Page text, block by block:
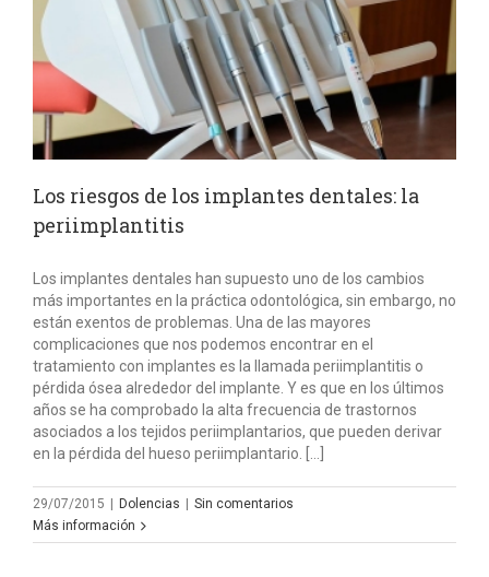
Los riesgos de los implantes dentales: la
periimplantitis
Los implantes dentales han supuesto uno de los cambios
más importantes en la práctica odontológica, sin embargo, no
están exentos de problemas. Una de las mayores
complicaciones que nos podemos encontrar en el
tratamiento con implantes es la llamada periimplantitis o
pérdida ósea alrededor del implante. Y es que en los últimos
años se ha comprobado la alta frecuencia de trastornos
asociados a los tejidos periimplantarios, que pueden derivar
en la pérdida del hueso periimplantario. […]
29/07/2015 Dolencias
Sin comentarios
Más información